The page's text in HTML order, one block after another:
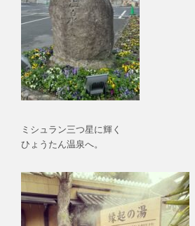
ミシュラン三つ星に輝く
ひょうたん温泉へ。